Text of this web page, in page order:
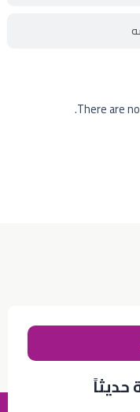
There are